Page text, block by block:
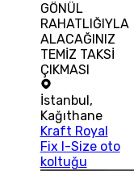
GÖNÜL
RAHATLIĞIYLA
ALACAĞINIZ
TEMİZ TAKSİ
ÇIKMASI
İstanbul ,
Kağıthane
Kraft Royal
Fix I-Size oto
koltuğu